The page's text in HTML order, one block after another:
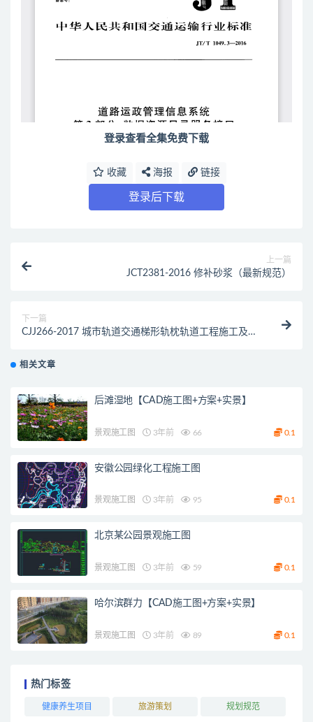
登录查看全集免费下载
收藏 海报 链接
登录后下载
上一篇
JCT2381-2016 修补砂浆（最新规范）
下一篇
CJJ266-2017 城市轨道交通梯形轨枕轨道工程施工及质
相关文章
后滩湿地【CAD施工图+方案+实景】
景观施工图 3年前 66 0.1
安徽公园绿化工程施工图
景观施工图 3年前 95 0.1
北京某公园景观施工图
景观施工图 3年前 59 0.1
哈尔滨群力【CAD施工图+方案+实景】
景观施工图 3年前 89 0.1
热门标签
健康养生项目 旅游策划 规划规范